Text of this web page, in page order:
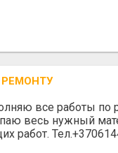
все работы по
весь нужный
работ.